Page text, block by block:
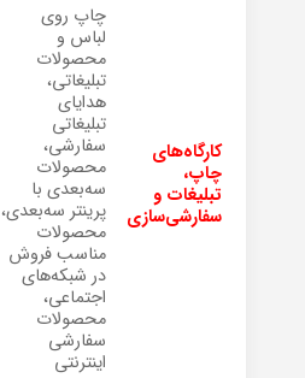
کارگاه‌های
چاپ،
تبلیغات و
سفارشی‌سازی
چاپ روی
لباس و
محصولات
تبلیغاتی،
هدایای
تبلیغاتی
سفارشی،
محصولات
سه‌بعدی با
پرینتر سه‌بعدی،
محصولات
مناسب فروش
در شبکه‌های
اجتماعی،
محصولات
سفارشی
اینترنتی